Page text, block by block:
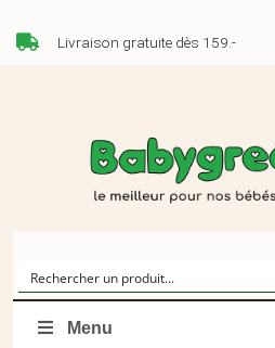
Livraison gratuite dès 159.-
Menu